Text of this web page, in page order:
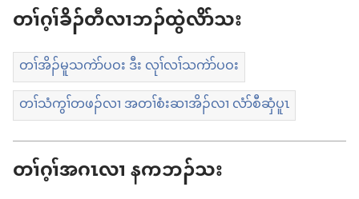
တၢ်ဂ့ၢ်ခိၣ်တီလၢဘၣ်ထွဲလိာ်သး
တၢ်အိၣ်မူသကဲာ်ပဝး ဒီး လုၢ်လၢ်သကဲာ်ပဝး
တၢ်သံကွၢ်တဖၣ်လၢ အတၢ်စံးဆၢအိၣ်လၢ လံာ်စီဆှံပူၤ
တၢ်ဂ့ၢ်အဂၤလၢ နကဘၣ်သး